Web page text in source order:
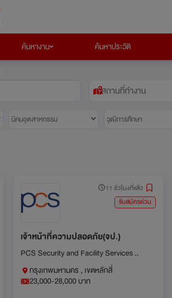
ค้นหางาน ค้นหาประวัติ
สถานที่ทำงาน
นิคมอุตสาหกรรม วุฒิการศึกษา
11 ชั่วโมงที่แล้ว
รับสมัครด่วน
เจ้าหน้าที่ความปลอดภัย(จป.)
PCS Security and Facility Services ..
กรุงเทพมหานคร , เขตหลักสี่
23,000-28,000 บาท